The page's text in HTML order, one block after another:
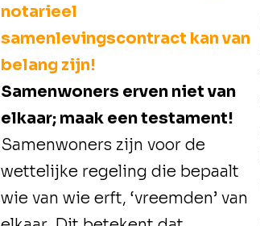
notarieel
samenlevingscontract kan van
belang zijn!
Samenwoners erven niet van
elkaar; maak een testament!
Samenwoners zijn voor de
wettelijke regeling die bepaalt
wie van wie erft, ‘vreemden’ van